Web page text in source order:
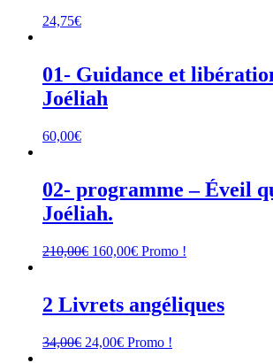
24,75€
01- Guidance et
Joéliah
60,00€
02- programme – Éveil
Joéliah.
210,00€ Le
était :
210,00€.
160,00€Le
160,00€.
Promo !
2 Livrets angéliques
34,00€ Le
24,00€Le
Promo !